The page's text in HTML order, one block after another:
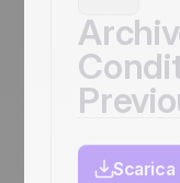
Scarica